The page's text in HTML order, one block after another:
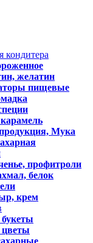
кондитера
желатин
пищевые
Мука
профитроли
белок
крем